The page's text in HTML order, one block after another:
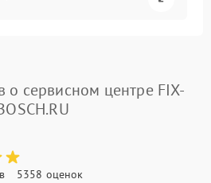
о сервисном центре FIX-
5358 оценок